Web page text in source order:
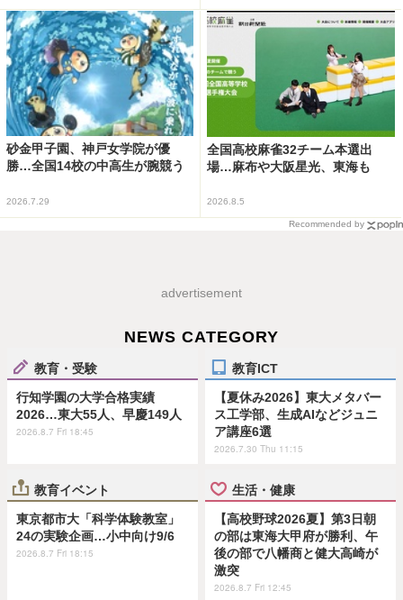
砂金甲子園、神戸女学院が優
勝…全国14校の中高生が腕競う
2026.7.29
全国高校麻雀32チーム本選出
場…麻布や大阪星光、東海も
2026.8.5
Recommended by
advertisement
NEWS CATEGORY
教育・受験
行知学園の大学合格実績
2026…東大55人、早慶149人
2026.8.7 Fri 18:45
教育ICT
【夏休み2026】東大メタバー
ス工学部、生成AIなどジュニ
ア講座6選
2026.7.30 Thu 11:15
教育イベント
東京都市大「科学体験教室」
24の実験企画…小中向け9/6
2026.8.7 Fri 18:15
生活・健康
【高校野球2026夏】第3日朝
の部は東海大甲府が勝利、午
後の部で八幡商と健大高崎が
激突
2026.8.7 Fri 12:45